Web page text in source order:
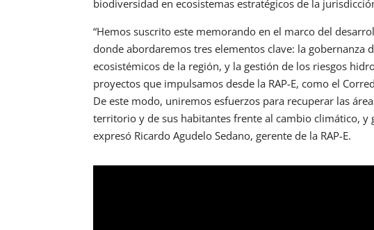
biodiversidad en ecosistemas estratégicos de la
“Hemos suscrito este memorando en el marco del
donde abordaremos tres elementos clave: la gobernanza
ecosistémicos de la región, y la gestión de los riesgos
proyectos que impulsamos desde la RAP-E, como el
De este modo, uniremos esfuerzos para recuperar las
territorio y de sus habitantes frente al cambio climático, y
expresó Ricardo Agudelo Sedano, gerente de la RAP-E.